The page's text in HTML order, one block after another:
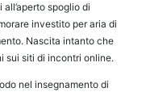
spoglio di
investito per aria di
Nascita intanto che
sui siti di incontri online.
nel insegnamento di